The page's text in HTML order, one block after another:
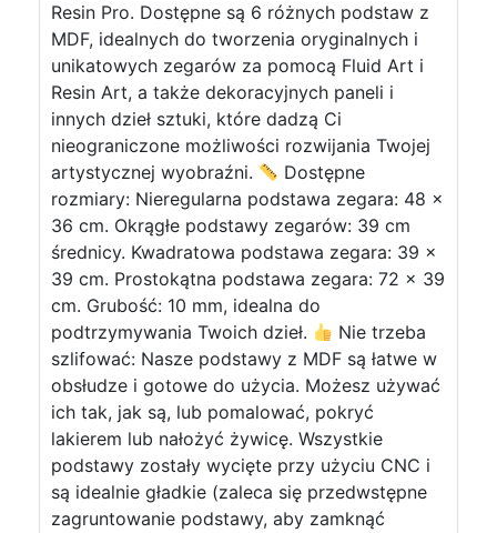
Resin Pro. Dostępne są 6 różnych podstaw z
MDF, idealnych do tworzenia oryginalnych i
unikatowych zegarów za pomocą Fluid Art i
Resin Art, a także dekoracyjnych paneli i
innych dzieł sztuki, które dadzą Ci
nieograniczone możliwości rozwijania Twojej
artystycznej wyobraźni.
Dostępne
rozmiary: Nieregularna podstawa zegara: 48 ×
36 cm. Okrągłe podstawy zegarów: 39 cm
średnicy. Kwadratowa podstawa zegara: 39 x
39 cm. Prostokątna podstawa zegara: 72 x 39
cm. Grubość: 10 mm, idealna do
podtrzymywania Twoich dzieł.
Nie trzeba
szlifować: Nasze podstawy z MDF są łatwe w
obsłudze i gotowe do użycia. Możesz używać
ich tak, jak są, lub pomalować, pokryć
lakierem lub nałożyć żywicę. Wszystkie
podstawy zostały wycięte przy użyciu CNC i
są idealnie gładkie (zaleca się przedwstępne
zagruntowanie podstawy, aby zamknąć